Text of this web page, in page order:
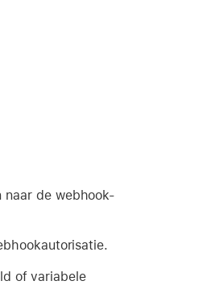
de webhook-
of variabele